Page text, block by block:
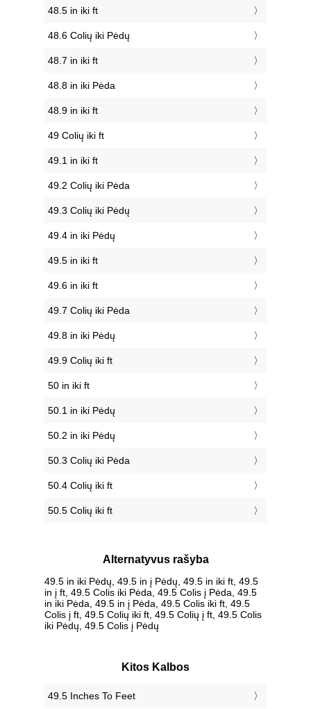
48.5 in iki ft
48.6 Colių iki Pėdų
48.7 in iki ft
48.8 in iki Pėda
48.9 in iki ft
49 Colių iki ft
49.1 in iki ft
49.2 Colių iki Pėda
49.3 Colių iki Pėdų
49.4 in iki Pėdų
49.5 in iki ft
49.6 in iki ft
49.7 Colių iki Pėda
49.8 in iki Pėdų
49.9 Colių iki ft
50 in iki ft
50.1 in iki Pėdų
50.2 in iki Pėdų
50.3 Colių iki Pėda
50.4 Colių iki ft
50.5 Colių iki ft
Alternatyvus rašyba
49.5 in iki Pėdų, 49.5 in į Pėdų, 49.5 in iki ft, 49.5
in į ft, 49.5 Colis iki Pėda, 49.5 Colis į Pėda, 49.5
in iki Pėda, 49.5 in į Pėda, 49.5 Colis iki ft, 49.5
Colis į ft, 49.5 Colių iki ft, 49.5 Colių į ft, 49.5 Colis
iki Pėdų, 49.5 Colis į Pėdų
Kitos Kalbos
‎49.5 Inches To Feet